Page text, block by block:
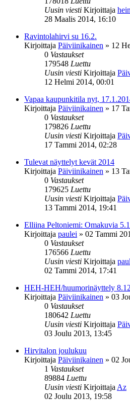
Uusin viesti Kirjoittaja
28 Maalis 2014, 16:10
Ravintolahirvi su 16.2.
Kirjoittaja Päiviinikainen » 12
0 Vastaukset
179548 Luettu
Uusin viesti Kirjoittaja
12 Helmi 2014, 00:01
Vapaa kaupunkitila nyt,
Kirjoittaja Päiviinikainen » 17
0 Vastaukset
179826 Luettu
Uusin viesti Kirjoittaja
17 Tammi 2014, 02:28
Tulevat näyttelyt kevät 2014
Kirjoittaja Päiviinikainen » 13
0 Vastaukset
179625 Luettu
Uusin viesti Kirjoittaja
13 Tammi 2014, 19:41
Elliina Peltoniemi: Omakuvia
Kirjoittaja paulei » 02 Tammi
0 Vastaukset
176566 Luettu
Uusin viesti Kirjoittaja
02 Tammi 2014, 17:41
HEH-HEH/huumorinäyttely
Kirjoittaja Päiviinikainen » 03
0 Vastaukset
180642 Luettu
Uusin viesti Kirjoittaja
03 Joulu 2013, 13:45
Hirvitalon joulukuu
Kirjoittaja Päiviinikainen » 02
1 Vastaukset
89884 Luettu
Uusin viesti Kirjoittaja Az
02 Joulu 2013, 19:58